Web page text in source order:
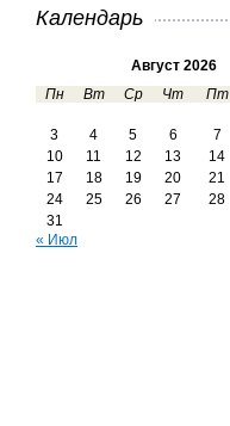
Календарь
Август 2026
Пн
Вт Ср Чт Пт
3
4 5 6 7
10
11 12 13 14
17
18 19 20 21
24
25 26 27 28
31
« Июл